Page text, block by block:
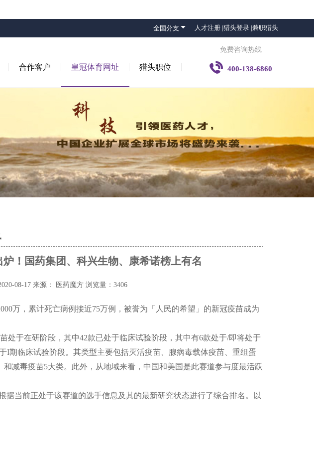
全国分支  人才注册 |猎头登录 |兼职猎头
合作客户 皇冠体育网址 猎头职位
免费咨询热线
 400-138-6860
！国药集团、科兴生物、康希诺榜上有名
08-17 来源： 医药魔方 浏览量：3406
万，累计死亡病例接近75万例，被誉为「人民的希望」的新冠疫苗成为
处于在研阶段，其中42款已处于临床试验阶段，其中有6款处于/即将处于
I期临床试验阶段。其类型主要包括灭活疫苗、腺病毒载体疫苗、重组蛋
减毒疫苗5大类。此外，从地域来看，中国和美国是此赛道参与度最活跃
据当前正处于该赛道的选手信息及其的最新研究状态进行了综合排名。以